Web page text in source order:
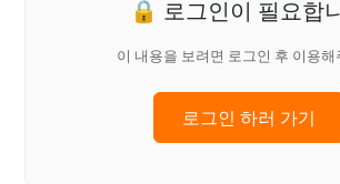
🔒 로그인이 필요합
이 내용을 보려면 로그인 후 이용해
로그인 하러 가기